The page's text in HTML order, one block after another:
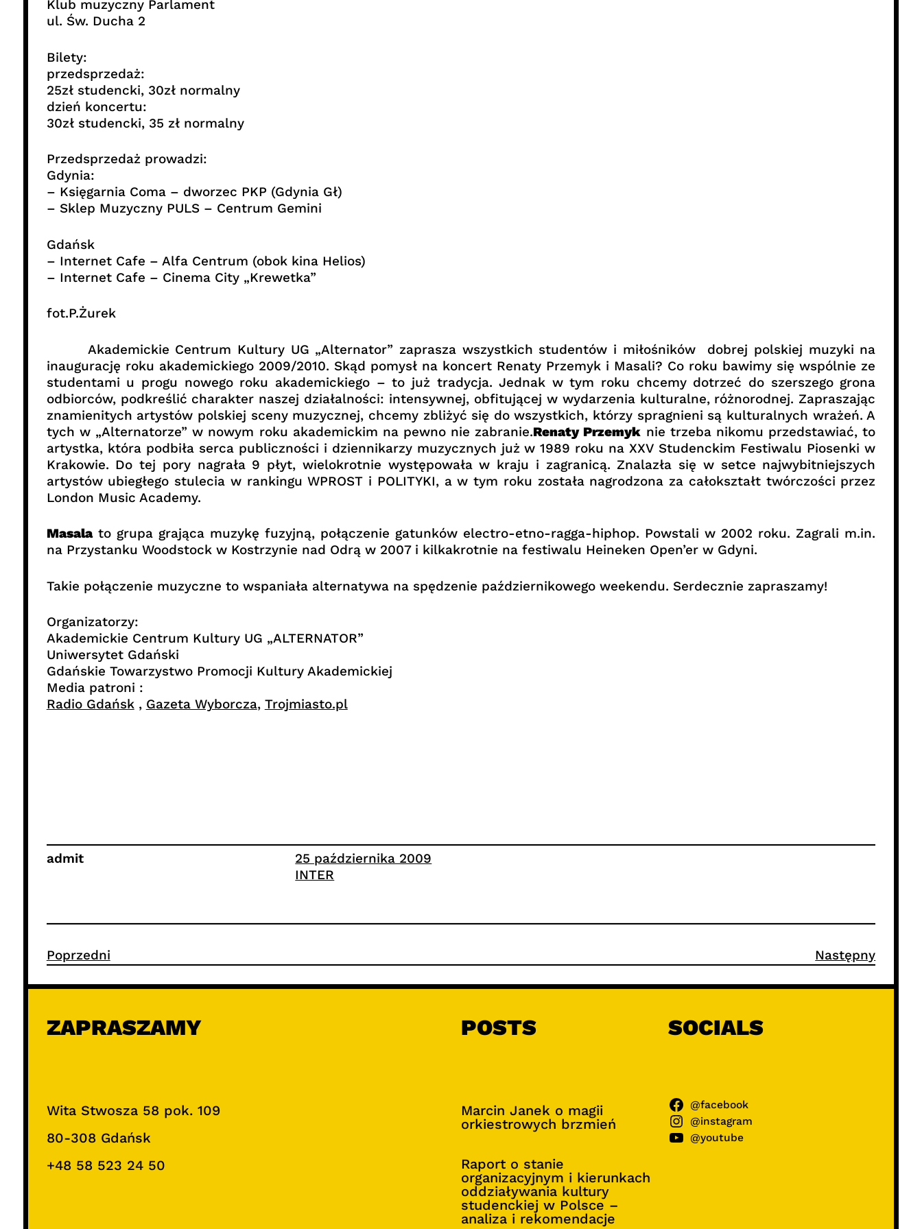
Klub muzyczny Parlament
ul. Św. Ducha 2
Bilety:
przedsprzedaż:
25zł studencki, 30zł normalny
dzień koncertu:
30zł studencki, 35 zł normalny
Przedsprzedaż prowadzi:
Gdynia:
– Księgarnia Coma – dworzec PKP (Gdynia Gł)
– Sklep Muzyczny PULS – Centrum Gemini
Gdańsk
– Internet Cafe – Alfa Centrum (obok kina Helios)
– Internet Cafe – Cinema City „Krewetka”
fot.P.Żurek
Akademickie Centrum Kultury UG „Alternator” zaprasza wszystkich studentów i miłośników dobrej polskiej muzyki na
inaugurację roku akademickiego 2009/2010. Skąd pomysł na koncert Renaty Przemyk i Masali? Co roku bawimy się wspólnie ze
studentami u progu nowego roku akademickiego – to już tradycja. Jednak w tym roku chcemy dotrzeć do szerszego grona
odbiorców, podkreślić charakter naszej działalności: intensywnej, obfitującej w wydarzenia kulturalne, różnorodnej. Zapraszając
znamienitych artystów polskiej sceny muzycznej, chcemy zbliżyć się do wszystkich, którzy spragnieni są kulturalnych wrażeń. A
tych w „Alternatorze” w nowym roku akademickim na pewno nie zabranie.Renaty Przemyk nie trzeba nikomu przedstawiać, to
artystka, która podbiła serca publiczności i dziennikarzy muzycznych już w 1989 roku na XXV Studenckim Festiwalu Piosenki w
Krakowie. Do tej pory nagrała 9 płyt, wielokrotnie występowała w kraju i zagranicą. Znalazła się w setce najwybitniejszych
artystów ubiegłego stulecia w rankingu WPROST i POLITYKI, a w tym roku została nagrodzona za całokształt twórczości przez
London Music Academy.
Masalato grupa grająca muzykę fuzyjną, połączenie gatunków electro-etno-ragga-hiphop. Powstali w 2002 roku. Zagrali m.in.
na Przystanku Woodstock w Kostrzynie nad Odrą w 2007 i kilkakrotnie na festiwalu Heineken Open’er w Gdyni.
Takie połączenie muzyczne to wspaniała alternatywa na spędzenie październikowego weekendu. Serdecznie zapraszamy!
Organizatorzy:
Akademickie Centrum Kultury UG „ALTERNATOR”
Uniwersytet Gdański
Gdańskie Towarzystwo Promocji Kultury Akademickiej
Media patroni :
Radio Gdańsk, Gazeta Wyborcza, Trojmiasto.pl
admit
25 października 2009
INTER
Poprzedni Następny
ZAPRASZAMY
Wita Stwosza 58 pok. 109
80-308 Gdańsk
+48 58 523 24 50
POSTS
Marcin Janek o magii
orkiestrowych brzmień
Raport o stanie
organizacyjnym i kierunkach
oddziaływania kultury
studenckiej w Polsce –
analiza i rekomendacje
SOCIALS
@facebook
@instagram
@youtube